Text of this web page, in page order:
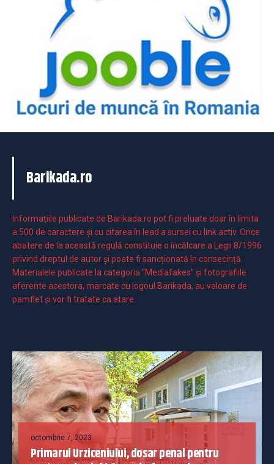
Barikada.ro
Informaţiile publicate de Barikada.ro pot fi preluate doar în limita
a 500 de caractere şi cu citarea în lead a sursei cu link activ. Orice
abatere de la această regulă constituie o încălcare a Legii 8/1996
privind dreptul de autor și poate fi sancționată în consecință.
Materialele publicate la categoria ”Mediafakes” și fotografiile
aferente acestora, marcate cu logoul Barikada, au valoare de
pamflet și vor fi tratate ca atare.
octombrie 7, 2023
Primarul Urziceniului, dosar penal pentru